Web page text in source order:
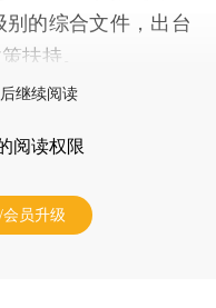
的综合文件，出台
扶持。
继续阅读
阅读权限
员升级